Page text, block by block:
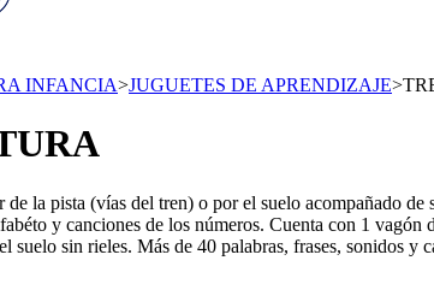
INFANCIA>JUGUETES DE APRENDIZAJE>
la pista (vías del tren) o por el suelo acompañado
y canciones de los números. Cuenta con 1
suelo sin rieles. Más de 40 palabras, frases, sonidos